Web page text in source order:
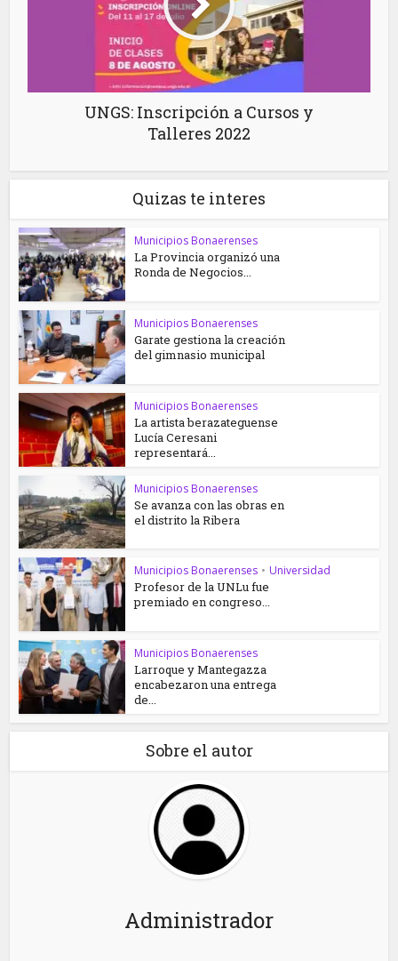
UNGS: Inscripción a Cursos y
Talleres 2022
Quizas te interes
Municipios Bonaerenses
La Provincia organizó una
Ronda de Negocios...
Municipios Bonaerenses
Garate gestiona la creación
del gimnasio municipal
Municipios Bonaerenses
La artista berazateguense
Lucía Ceresani
representará...
Municipios Bonaerenses
Se avanza con las obras en
el distrito la Ribera
Municipios Bonaerenses • Universidad
Profesor de la UNLu fue
premiado en congreso...
Municipios Bonaerenses
Larroque y Mantegazza
encabezaron una entrega
de...
Sobre el autor
Administrador